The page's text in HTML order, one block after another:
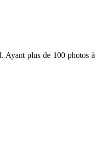
Ayant plus de 100 photos à